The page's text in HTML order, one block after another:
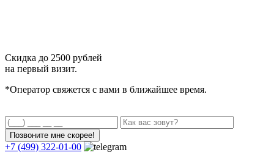
Скидка до 2500 рублей
на первый визит.
*Оператор свяжется с вами в ближайшее время.
+7 (499) 322-01-00